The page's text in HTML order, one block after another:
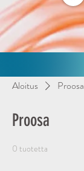
Aloitus Proosa
Proosa
0 tuotetta